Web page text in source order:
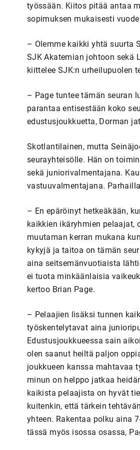
työssään. Kiitos pitää antaa
sopimuksen mukaisesti
– Olemme kaikki yhtä suurta
SJK Akatemian johtoon sekä
kiittelee SJK:n urheilupuolen
– Page tuntee tämän seuran
parantaa entisestään koko
edustusjoukkuetta, Dorman
Skotlantilainen, mutta
seurayhteisölle. Hän on
sekä juniorivalmentajana.
vastuuvalmentajana.
– En epäröinyt hetkeäkään,
kaikkien ikäryhmien pelaajat,
muutaman kerran mukana
kykyjä ja taitoa on tämän
aina seitsemänvuotiaista
ei tuota minkäänlaisia
kertoo Brian Page.
– Pelaajien lisäksi tunnen
työskentelytavat aina
Edustusjoukkueessa sain
olen saanut heiltä paljon
joukkueen kanssa mahtavaa
minun on helppo jatkaa
kaikista pelaajista on hyvät
kuitenkin, että tärkein
yhteen. Rakentaa polku aina
tässä myös isossa osassa,